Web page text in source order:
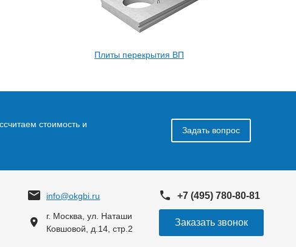
Плиты перекрытия ВП
стоимость и
Задать вопрос
info@okgbi.ru +7 (495) 780-80-81
г. Москва, ул. Наташи
Ковшовой, д.14, стр.2
Заказать звонок